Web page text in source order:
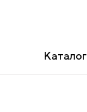
Каталог